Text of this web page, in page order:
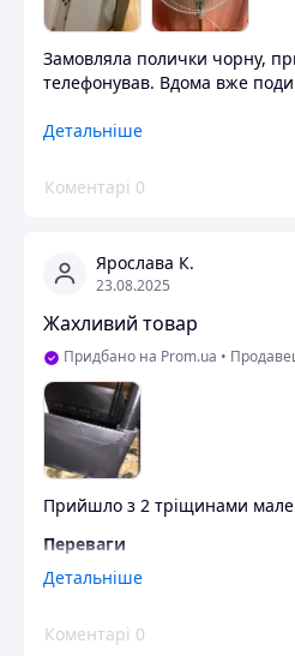
Замовляла полички чорну,
телефонував. Вдома вже
Переваги
Недоліки
Детальніше
Коментарі 0
Ярослава К.
23.08.2025
Жахливий товар
Придбано на Prom.ua •
Прийшло з 2 тріщинами
Переваги
Нічого
Немає пакування. Товар з
Детальніше
Коментарі 0